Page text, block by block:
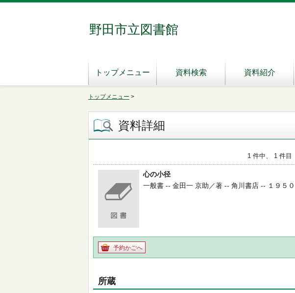
野田市立図書館
トップメニュー 資料検索 資料紹介
トップメニュー >
資料詳細
1 件中、 1 件目
心の小径
一般書 -- 金田一 京助／著 -- 角川書店 -- １９５
予約かごへ
所蔵